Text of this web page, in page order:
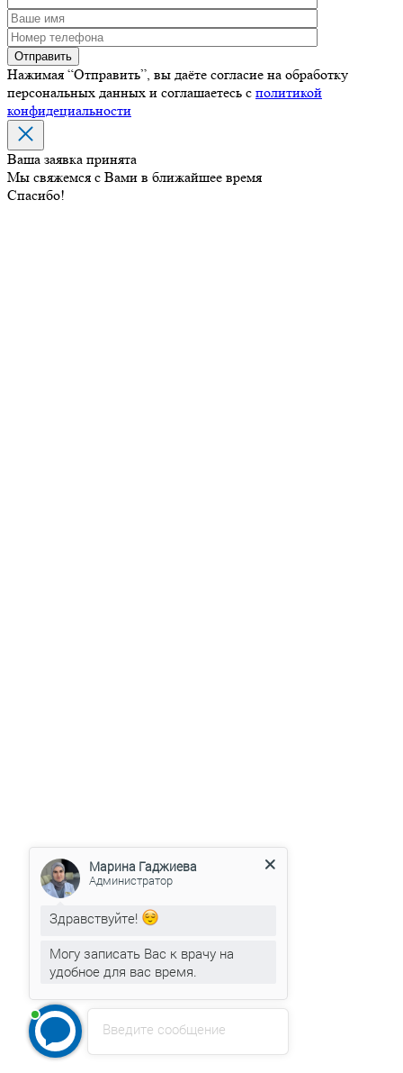
Нажимая “Отправить”, вы даёте согласие на обработку
персональных данных и соглашаетесь с политикой
конфидециальности
Ваша заявка принята
Мы свяжемся с Вами в ближайшее время
Спасибо!
Введите сообщение
Марина Гаджиева
Администратор
Здравствуйте!
Могу записать Вас к врачу на
удобное для вас время.